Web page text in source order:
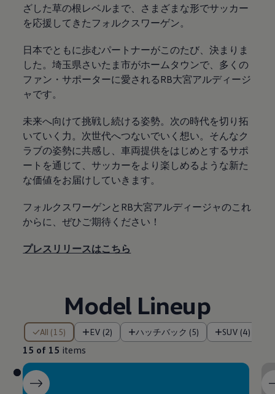
ざした草の根レベルまで、​さまざまな形でサッカー
を応援してきたフォルクスワーゲン。​
​日本でともに歩むパートナーがこのたび、決まりま
した。埼玉県さいたま市がホームタウンで、​多くの
ファン・サポーターに愛されるRB大宮アルディージ
ャです。​
未来へ向けて挑戦し続ける姿勢。​次の時代を切り拓
いていく力。​次世代へつないでいく想い。​そんなク
ラブの姿勢に共感し、車両提供をはじめとするサポ
ートを通じて、​サッカーをより楽しめるような新た
な価値をお届けしていきます。​
フォルクスワーゲンとRB大宮アルディージャのこれ
からに、ぜひご期待ください！​​
プレスリリースはこちら
Model Lineup
All (15) EV (2) ハッチバック (5) SUV (4)
15 of 15 items
15 of 15 items